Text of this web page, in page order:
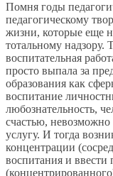
Помня годы
педагогическому
жизни, которые еще
тотальному надзору.
воспитательная
просто выпала за
образования как
воспитание
любознательность,
счастью, невозможно
услугу. И тогда
концентрации
воспитания и ввести